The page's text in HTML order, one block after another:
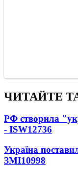
ЧИТАЙТЕ
РФ створила
- ISW12736
Україна
ЗМІ10998